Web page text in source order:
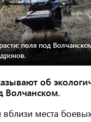
поля под
об
Волчанском.
места